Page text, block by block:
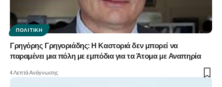
ΠΟΛΙΤΙΚΉ
Γρηγόρης Γρηγοριάδης: Η Καστοριά δεν μπορεί να
παραμένει μια πόλη με εμπόδια για τα Άτομα με Αναπηρία
4 Λεπτά Ανάγνωσης